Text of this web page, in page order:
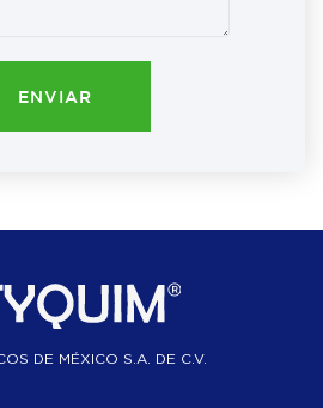
ENVIAR
DE MÉXICO S.A. DE C.V.